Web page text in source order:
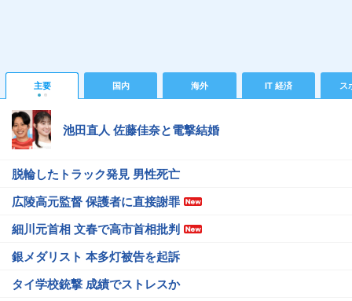
主要 国内 海外 IT 経済 ス
池田直人 佐藤佳奈と電撃結婚
脱輪したトラック発見 男性死亡
広陵高元監督 保護者に直接謝罪
細川元首相 文春で高市首相批判
銀メダリスト 本多灯被告を起訴
タイ学校銃撃 成績でストレスか